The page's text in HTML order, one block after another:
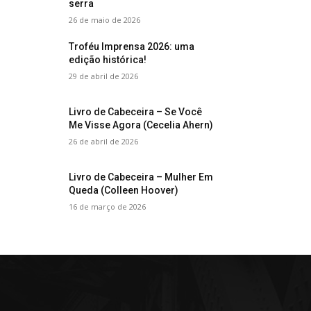
serra
26 de maio de 2026
Troféu Imprensa 2026: uma
edição histórica!
29 de abril de 2026
Livro de Cabeceira – Se Você
Me Visse Agora (Cecelia Ahern)
26 de abril de 2026
Livro de Cabeceira – Mulher Em
Queda (Colleen Hoover)
16 de março de 2026